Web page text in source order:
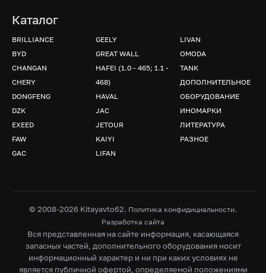
Каталог
BRILLIANCE
BYD
CHANGAN
CHERY
DONGFENG
DZK
EXEED
FAW
GAC
GEELY
GREAT WALL
HAFEI (1.0 - 465; 1.1 -
468)
HAVAL
JAC
JETOUR
KAIYI
LIFAN
LIVAN
OMODA
TANK
ДОПОЛНИТЕЛЬНОЕ
ОБОРУДОВАНИЕ
ИНОМАРКИ
ЛИТЕРАТУРА
РАЗНОЕ
© 2008-2026 Kitayavto62. Политика конфидициальности.
Разработка сайта
Вся представленная на сайте информация, касающаяся
запасных частей, дополнительного оборудования носит
информационный характер и ни при каких условиях не
является публичной офертой, определяемой положениями